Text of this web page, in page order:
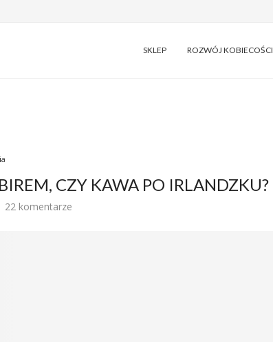
SKLEP ROZWÓJ KOBIECOŚCI
CZY KAWA PO IRLANDZKU?
22 komentarze